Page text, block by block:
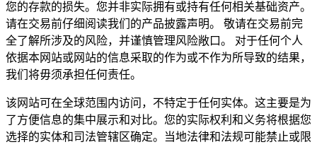
您的存款的损失。您并非实际拥有或持有任何相关基础资产。
请在交易前仔细阅读我们的产品披露声明。 敬请在交易前完
全了解所涉及的风险，并谨慎管理风险敞口。 对于任何个人
依据本网站或网站的信息采取的作为或不作为所导致的结果，
我们将毋须承担任何责任。
该网站可在全球范围内访问，不特定于任何实体。这主要是为
了方便信息的集中展示和对比。您的实际权利和义务将根据您
选择的实体和司法管辖区确定。当地法律和法规可能禁止或限